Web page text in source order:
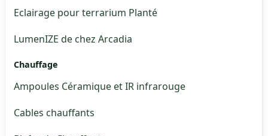
Eclairage pour terrarium Planté
LumenIZE de chez Arcadia
Chauffage
Ampoules Céramique et IR infrarouge
Cables chauffants